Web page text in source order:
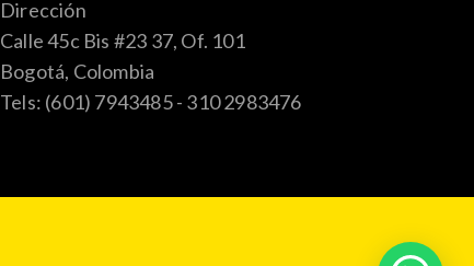
Dirección
Calle 45c Bis #23 37, Of. 101
Bogotá, Colombia
Tels: (601) 7943485 - 310 2983476